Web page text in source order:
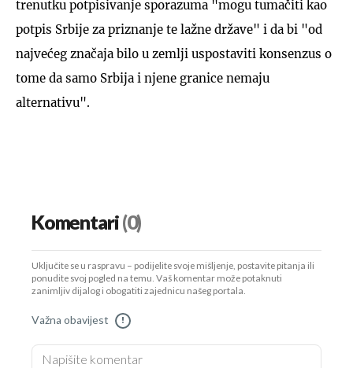
trenutku potpisivanje sporazuma "mogu tumačiti kao
potpis Srbije za priznanje te lažne države" i da bi "od
najvećeg značaja bilo u zemlji uspostaviti konsenzus o
tome da samo Srbija i njene granice nemaju
alternativu".
Komentari(0)
Uključite se u raspravu – podijelite svoje mišljenje, postavite pitanja ili
ponudite svoj pogled na temu. Vaš komentar može potaknuti
zanimljiv dijalog i obogatiti zajednicu našeg portala.
Važna obavijest !